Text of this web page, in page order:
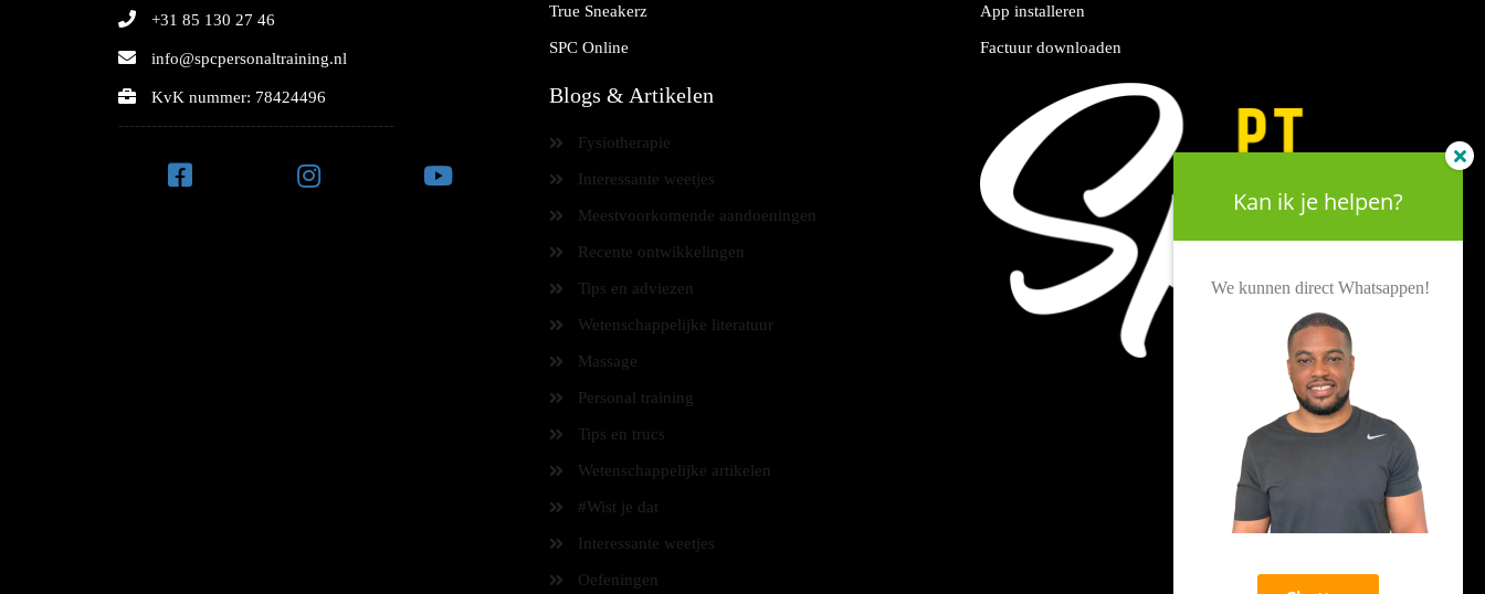
+31 85 130 27 46
info@spcpersonaltraining.nl
KvK nummer: 78424496
--------------------------------------------------
True Sneakerz
SPC Online
Blogs & Artikelen
Fysiotherapie
Interessante weetjes
Meestvoorkomende aandoeningen
Recente ontwikkelingen
Tips en adviezen
Wetenschappelijke literatuur
Massage
Personal training
Tips en trucs
Wetenschappelijke artikelen
#Wist je dat
Interessante weetjes
Oefeningen
App installeren
Factuur downloaden
Kan ik je helpen?
We kunnen direct Whatsappen!